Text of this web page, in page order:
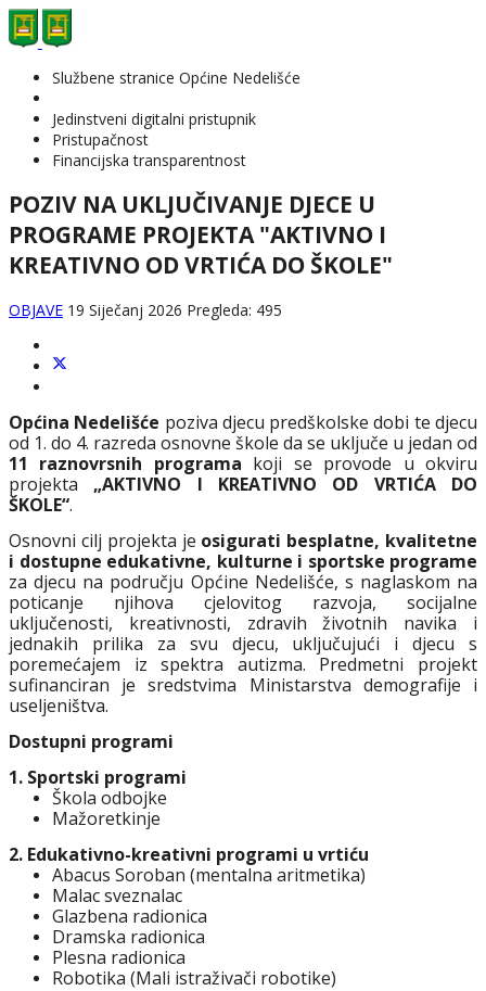
Službene stranice Općine Nedelišće
Jedinstveni digitalni pristupnik
Pristupačnost
Financijska transparentnost
POZIV NA UKLJUČIVANJE DJECE U
PROGRAME PROJEKTA "AKTIVNO I
KREATIVNO OD VRTIĆA DO ŠKOLE"
OBJAVE 19 Siječanj 2026 Pregleda: 495
Općina Nedelišće poziva djecu predškolske dobi te djecu
od 1. do 4. razreda osnovne škole da se uključe u jedan od
11 raznovrsnih programa koji se provode u okviru
projekta „AKTIVNO I KREATIVNO OD VRTIĆA DO
ŠKOLE“.
Osnovni cilj projekta je osigurati besplatne, kvalitetne
i dostupne edukativne, kulturne i sportske programe
za djecu na području Općine Nedelišće, s naglaskom na
poticanje njihova cjelovitog razvoja, socijalne
uključenosti, kreativnosti, zdravih životnih navika i
jednakih prilika za svu djecu, uključujući i djecu s
poremećajem iz spektra autizma. Predmetni projekt
sufinanciran je sredstvima Ministarstva demografije i
useljeništva.
Dostupni programi
1. Sportski programi
Škola odbojke
Mažoretkinje
2. Edukativno-kreativni programi u vrtiću
Abacus Soroban (mentalna aritmetika)
Malac sveznalac
Glazbena radionica
Dramska radionica
Plesna radionica
Robotika (Mali istraživači robotike)